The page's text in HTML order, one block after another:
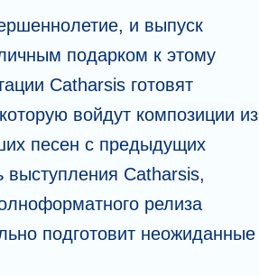
и выпуск
подарком к этому
Catharsis готовят
войдут композиции из
песен с предыдущих
Catharsis,
релиза
подготовит неожиданные